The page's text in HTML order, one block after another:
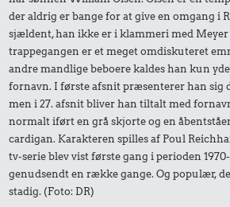
2,94 kr.
0,19 kr.
Tyggegummi
der aldrig er bange for at give en omgang i
sjældent, han ikke er i klammeri med Meyer
trappegangen er et meget omdiskuteret
andre mandlige beboere kaldes han kun
fornavn. I første afsnit præsenterer han sig
men i 27. afsnit bliver han tiltalt med
normalt iført en grå skjorte og en
cardigan. Karakteren spilles af Poul
tv-serie blev vist første gang i perioden
genudsendt en række gange. Og populær,
stadig. (Foto: DR)